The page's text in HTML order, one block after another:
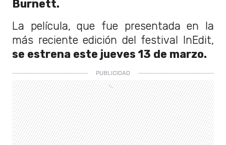
Burnett.
La película, que fue presentada en la
más reciente edición del festival InEdit,
se estrena este jueves 13 de marzo.